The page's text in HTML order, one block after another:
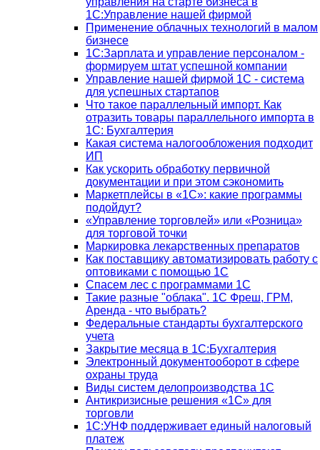
1С:Управление нашей фирмой
Применение облачных технологий в малом
бизнесе
1C:Зарплата и управление персоналом -
формируем штат успешной компании
Управление нашей фирмой 1C - система
для успешных стартапов
Что такое параллельный импорт. Как
отразить товары параллельного импорта в
1С: Бухгалтерия
Какая система налогообложения подходит
ИП
Как ускорить обработку первичной
документации и при этом сэкономить
Маркетплейсы в «1С»: какие программы
подойдут?
«Управление торговлей» или «Розница»
для торговой точки
Маркировка лекарственных препаратов
Как поставщику автоматизировать работу с
оптовиками с помощью 1С
Спасем лес с программами 1С
Такие разные "облака". 1С Фреш, ГРМ,
Аренда - что выбрать?
Федеральные стандарты бухгалтерского
учета
Закрытие месяца в 1С:Бухгалтерия
Электронный документооборот в сфере
охраны труда
Виды систем делопроизводства 1C
Антикризисные решения «1С» для
торговли
1С:УНФ поддерживает единый налоговый
платеж